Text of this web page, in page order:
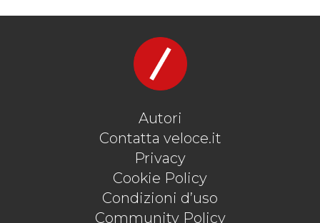
#MERCEDES-BENZ E300T 4MATIC
#MERCEDES-BENZ E36T AMG
#STATION WAGON D'EPOCA
Autori
Contatta veloce.it
Privacy
Cookie Policy
Condizioni d’uso
Community Policy